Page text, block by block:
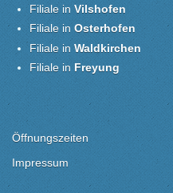
Filiale inVilshofen
Filiale inOsterhofen
Filiale inWaldkirchen
Filiale inFreyung
Öffnungszeiten
Impressum